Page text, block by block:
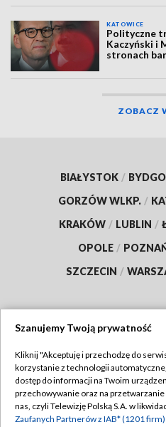
KATOWICE
Polityczne
Kaczyński i
stronach
ZOBACZ
BIAŁYSTOK /
GORZÓW WLKP. /
KRAKÓW / LUBLIN /
OPOLE /
SZCZECIN /
Abonament TVP
Emisja w TVP
Polityka
Szanujemy Twoją prywatność
Kliknij "Akceptuję i przechodzę do
korzystanie z technologii
dostęp do informacji na Twoim
przechowywanie oraz na
nas, czyli Telewizję Polską S.A. w
Zaufanych Partnerów z IAB* (1201 firm)